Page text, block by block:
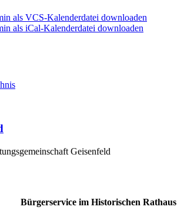
als VCS-Kalenderdatei downloaden
als iCal-Kalenderdatei downloaden
Geisenfeld
Bürgerservice im Historischen Rathaus